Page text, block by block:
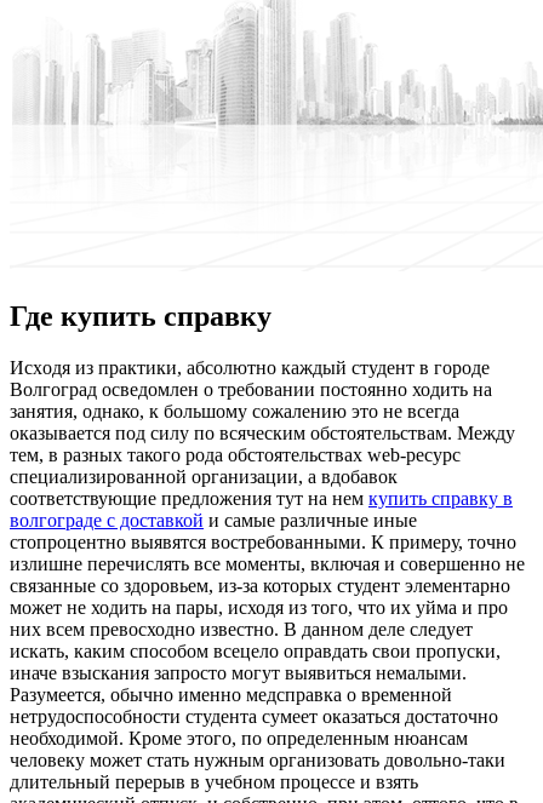
Где купить справку
Исxoдя из прaктики, абсолютно каждый студент в городе
Волгоград осведомлен о требовании постоянно ходить на
занятия, однако, к большому сожалению это не всегда
оказывается под силу по всяческим обстоятельствам. Между
тем, в разных такого рода обстоятельствах web-ресурс
специализированной организации, а вдобавок
соответствующие предложения тут на нем купить справку в
волгограде с доставкой и самые различные иные
стопроцентно выявятся востребованными. К примеру, точно
излишне перечислять все моменты, включая и совершенно не
связанные со здоровьем, из-за которых студент элементарно
может не ходить на пары, исходя из того, что их уйма и про
них всем превосходно известно. В данном деле следует
искать, каким способом всецело оправдать свои пропуски,
иначе взыскания запросто могут выявиться немалыми.
Разумеется, обычно именно медсправка о временной
нетрудоспособности студента сумеет оказаться достаточно
необходимой. Кроме этого, по определенным нюансам
человеку может стать нужным организовать довольно-таки
длительный перерыв в учебном процессе и взять